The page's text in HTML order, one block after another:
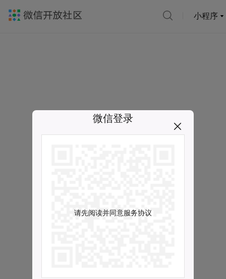
小程序
微信登录
请先阅读并同意服务协议